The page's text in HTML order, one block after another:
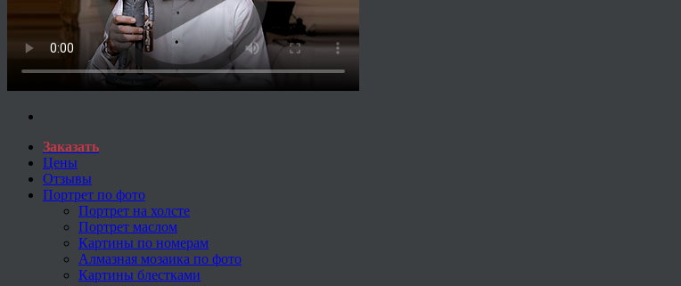
Заказать
Цены
Отзывы
Портрет по фото
Портрет на холсте
Портрет маслом
Картины по номерам
Алмазная мозаика по фото
Картины блестками